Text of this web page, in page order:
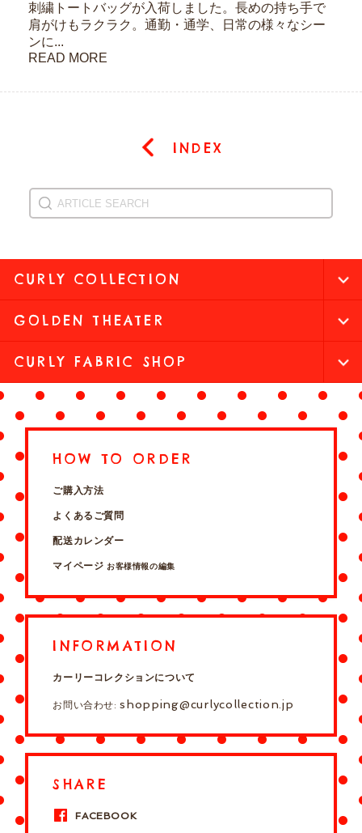
刺繍トートバッグが入荷しました。長めの持ち手で
肩がけもラクラク。通勤・通学、日常の様々なシー
ンに...
READ MORE
INDEX
CURLY COLLECTION
GOLDEN THEATER
CURLY FABRIC SHOP
HOW TO ORDER
ご購入方法
よくあるご質問
配送カレンダー
マイページ お客様情報の編集
INFORMATION
カーリーコレクションについて
お問い合わせ:shopping@curlycollection.jp
SHARE
FACEBOOK